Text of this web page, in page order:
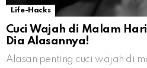
Life-Hacks
Cuci Wajah di Malam
Dia Alasannya!
Alasan penting cuci wajah di